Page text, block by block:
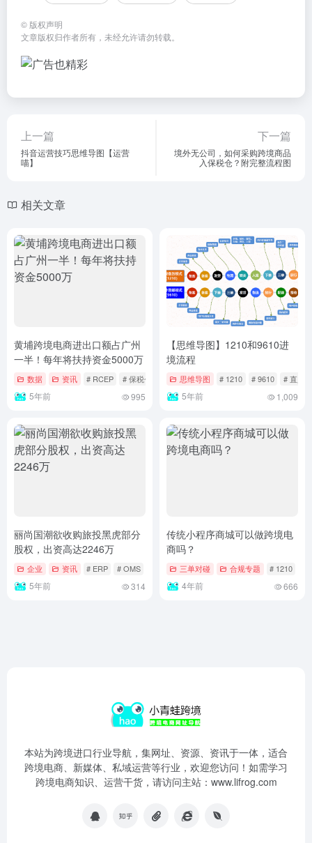
© 版权声明
文章版权归作者所有，未经允许请勿转载。
上一篇
抖音运营技巧思维导图【运营
喵】
下一篇
境外无公司，如何采购跨境商品
入保税仓？附完整流程图
相关文章
黄埔跨境电商进出口额占广州
一半！每年将扶持资金5000万
数据 资讯 # RCEP # 保税仓 # 特殊监管区域
5年前 995
【思维导图】1210和9610进
境流程
思维导图 # 1210 # 9610 # 直购
5年前 1,009
丽尚国潮欲收购旅投黑虎部分
股权，出资高达2246万
企业 资讯 # ERP # OMS # 京东
5年前 314
传统小程序商城可以做跨境电
商吗？
三单对碰 合规专题 # 1210
4年前 666
本站为跨境进口行业导航，集网址、资源、资讯于一体，适合
跨境电商、新媒体、私域运营等行业，欢迎您访问！如需学习
跨境电商知识、运营干货，请访问主站：www.lifrog.com